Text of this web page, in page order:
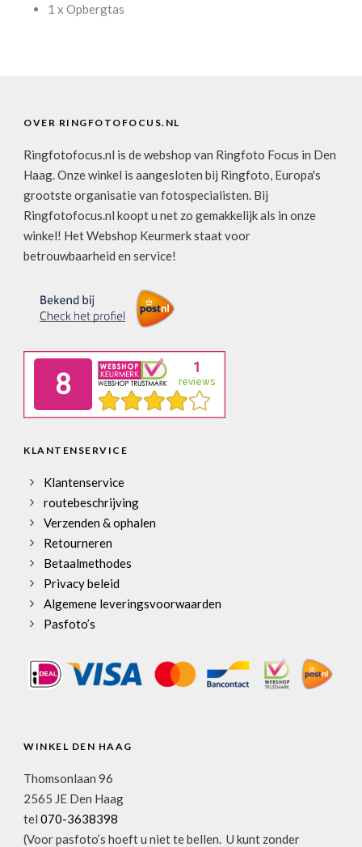
1 x Opbergtas
OVER RINGFOTOFOCUS.NL
Ringfotofocus.nl is de webshop van Ringfoto Focus in Den
Haag. Onze winkel is aangesloten bij Ringfoto, Europa's
grootste organisatie van fotospecialisten. Bij
Ringfotofocus.nl koopt u net zo gemakkelijk als in onze
winkel! Het Webshop Keurmerk staat voor
betrouwbaarheid en service!
KLANTENSERVICE
Klantenservice
routebeschrijving
Verzenden & ophalen
Retourneren
Betaalmethodes
Privacy beleid
Algemene leveringsvoorwaarden
Pasfoto’s
WINKEL DEN HAAG
Thomsonlaan 96
2565 JE Den Haag
tel 070-3638398
(Voor pasfoto’s hoeft u niet te bellen. U kunt zonder